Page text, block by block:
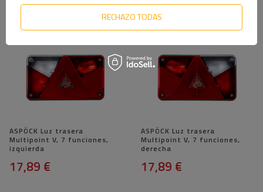
ASPÖCK Luz trasera
Multipoint V, 7 funciones,
izquierda
17,89 €
ASPÖCK Luz trasera
Multipoint V, 7 funciones,
derecha
17,89 €
RECHAZO TODAS